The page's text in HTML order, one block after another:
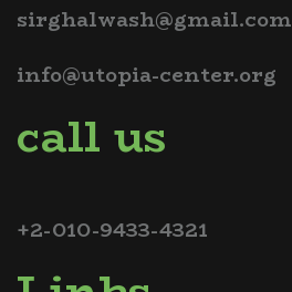
sirghalwash@gmail.com
info@utopia-center.org
call us
+2-010-9433-4321